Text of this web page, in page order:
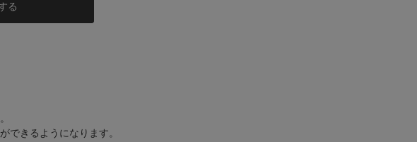
できるようになります。